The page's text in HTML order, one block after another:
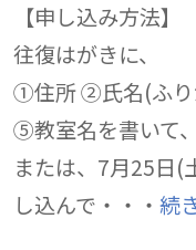
【申し込み方法】
往復はがきに、
①住所 ②氏名(ふ
⑤教室名を書いて
または、7月25日(
し込んで・・・ 続